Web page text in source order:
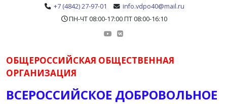
+7 (4842) 27-97-01
info.vdpo40@mail.ru
ПН-ЧТ 08:00-17:00 ПТ 08:00-16:10
ОБЩЕРОССИЙСКАЯ ОБЩЕСТВЕННАЯ
ОРГАНИЗАЦИЯ
ВСЕРОССИЙСКОЕ ДОБРОВОЛЬНОЕ